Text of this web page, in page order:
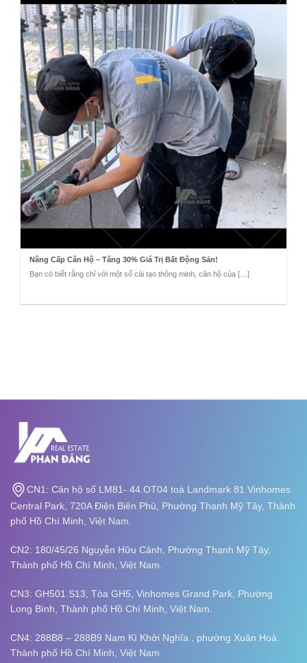
Nâng Cấp Căn Hộ – Tăng 30% Giá Trị Bất Động Sản!
Bạn có biết rằng chỉ với một số cải tạo thông minh, căn hộ của […]
CN1: Căn hộ số LM81- 44.OT04 toà Landmark 81 Vinhomes
Central Park, 720A Điện Biên Phủ, Phường Thạnh Mỹ Tây, Thành
phố Hồ Chí Minh, Việt Nam.
CN2: 180/45/26 Nguyễn Hữu Cảnh, Phường Thạnh Mỹ Tây,
Thành phố Hồ Chí Minh, Việt Nam.
CN3: GH501.S13, Tòa GH5, Vinhomes Grand Park, Phường
Long Bình, Thành phố Hồ Chí Minh, Việt Nam.
CN4: 288B8 – 288B9 Nam Kì Khởi Nghĩa , phường Xuân Hoà.
Thành phố Hồ Chí Minh, Việt Nam